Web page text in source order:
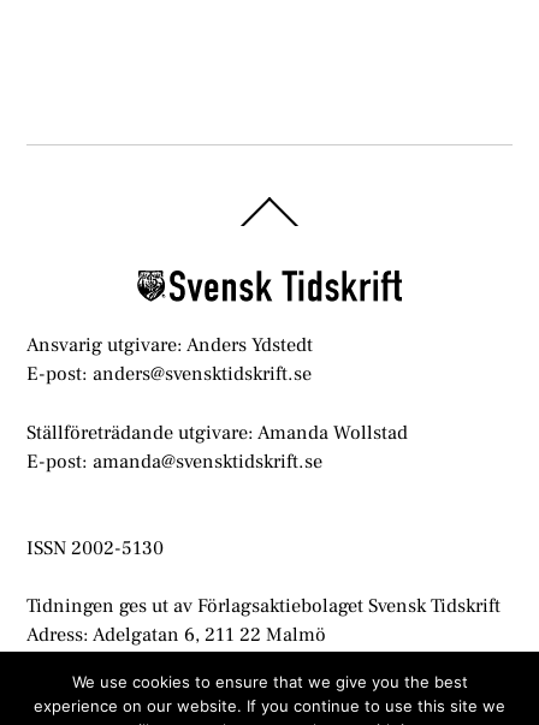
To
Ansvarig utgivare: Anders Ydstedt
E-post: anders@svensktidskrift.se
Ställföreträdande utgivare: Amanda Wollstad
E-post: amanda@svensktidskrift.se
ISSN 2002-5130
Tidningen ges ut av Förlagsaktiebolaget Svensk Tidskrift
Adress: Adelgatan 6, 211 22 Malmö
We use cookies to ensure that we give you the best
experience on our website. If you continue to use this site we